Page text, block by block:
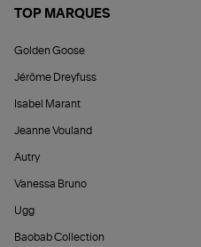
TOP MARQUES
Golden Goose
Jérôme Dreyfuss
Isabel Marant
Jeanne Vouland
Autry
Vanessa Bruno
Ugg
Baobab Collection